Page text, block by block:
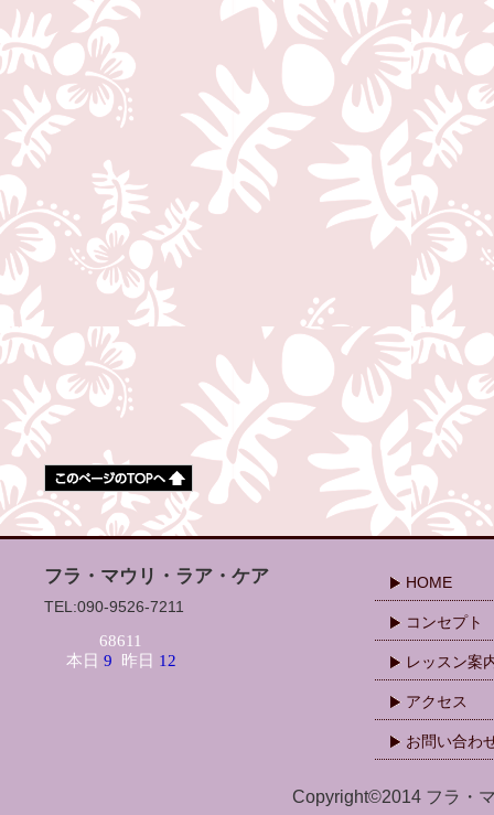
フラ・マウリ・ラア・ケア
TEL:090-9526-7211
HOME
コンセプト
レッスン案
アクセス
お問い合わ
Copyright©2014 フラ・